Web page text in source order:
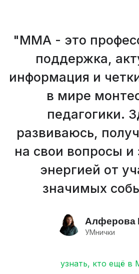
Членство в ММА
площадки — это
роста и развития.
доступ к
информации,
статус и
крупнейшего
сообщества в
открывает перед